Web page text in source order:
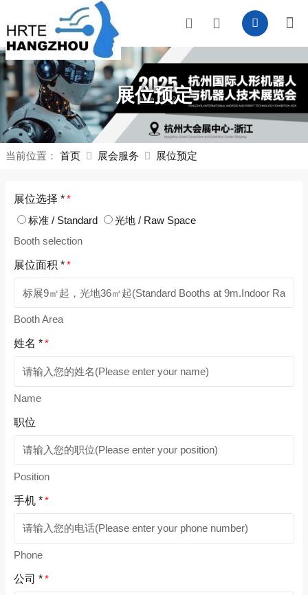
展位预定
当前位置： 首页 展会服务 展位预定
展位选择 **
标准 / Standard
光地 / Raw Space
Booth selection
展位面积 **
Booth Area
姓名 **
Name
职位
Position
手机 **
Phone
公司 **